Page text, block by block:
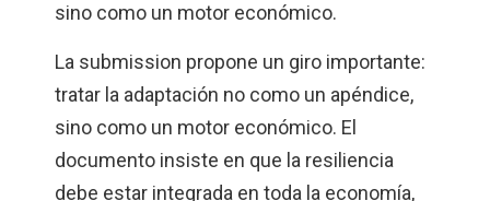
sino como un motor económico.
La submission propone un giro importante:
tratar la adaptación no como un apéndice,
sino como un motor económico. El
documento insiste en que la resiliencia
debe estar integrada en toda la economía,